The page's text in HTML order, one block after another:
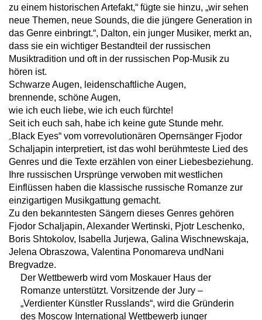
zu einem historischen Artefakt,“ fügte sie hinzu, „wir sehen
neue Themen, neue Sounds, die die jüngere Generation in
das Genre einbringt.“, Dalton, ein junger Musiker, merkt an,
dass sie ein wichtiger Bestandteil der russischen
Musiktradition und oft in der russischen Pop-Musik zu
hören ist.
Schwarze Augen, leidenschaftliche Augen,
brennende, schöne Augen,
wie ich euch liebe, wie ich euch fürchte!
Seit ich euch sah, habe ich keine gute Stunde mehr.
„Black Eyes“ vom vorrevolutionären Opernsänger Fjodor
Schaljapin interpretiert, ist das wohl berühmteste Lied des
Genres und die Texte erzählen von einer Liebesbeziehung.
Ihre russischen Ursprünge verwoben mit westlichen
Einflüssen haben die klassische russische Romanze zur
einzigartigen Musikgattung gemacht.
Zu den bekanntesten Sängern dieses Genres gehören
Fjodor Schaljapin, Alexander Wertinski, Pjotr Leschenko,
Boris Shtokolov, Isabella Jurjewa, Galina Wischnewskaja,
Jelena Obraszowa, Valentina Ponomareva undNani
Bregvadze.
Der Wettbewerb wird vom Moskauer Haus der
Romanze unterstützt. Vorsitzende der Jury –
„Verdienter Künstler Russlands“, wird die Gründerin
des Moscow International Wettbewerb junger